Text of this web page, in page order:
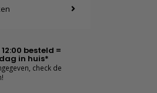
besteld =
in huis*
check de